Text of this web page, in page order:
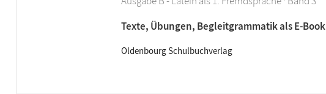
Texte, Übungen, Begleitgrammatik als E-Book
Oldenbourg Schulbuchverlag